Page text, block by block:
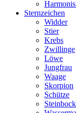
Sternzeichen
Widder
Stier
Krebs
Zwillinge
Löwe
Jungfrau
Waage
Skorpion
Schütze
Steinbock